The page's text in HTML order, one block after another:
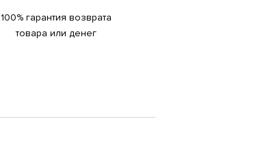
100% гарантия возврата
товара или денег